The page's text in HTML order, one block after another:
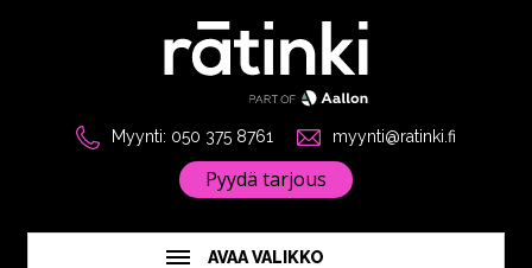
Myynti: 050 375 8761 myynti@ratinki.fi
Pyydä tarjous
AVAA VALIKKO